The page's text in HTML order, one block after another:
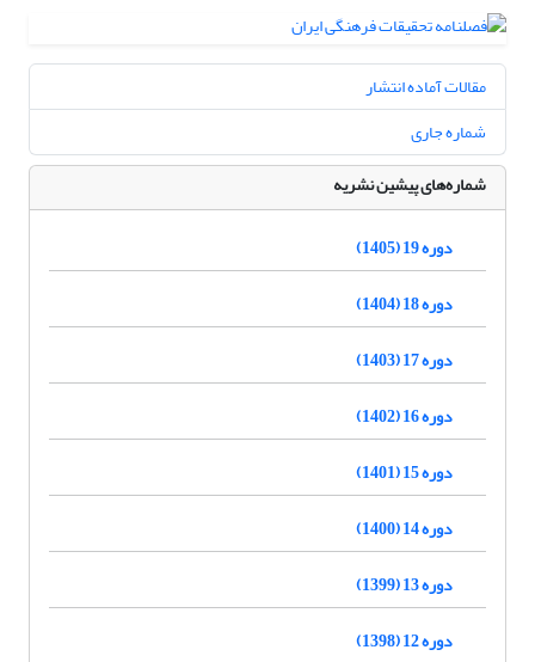
مقالات آماده انتشار
شماره جاری
شماره‌های پیشین نشریه
دوره 19 (1405)
دوره 18 (1404)
دوره 17 (1403)
دوره 16 (1402)
دوره 15 (1401)
دوره 14 (1400)
دوره 13 (1399)
دوره 12 (1398)